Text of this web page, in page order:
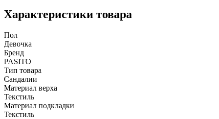
Характеристики товара
Пол
Девочка
Бренд
PASITO
Тип товара
Сандалии
Материал верха
Текстиль
Материал подкладки
Текстиль